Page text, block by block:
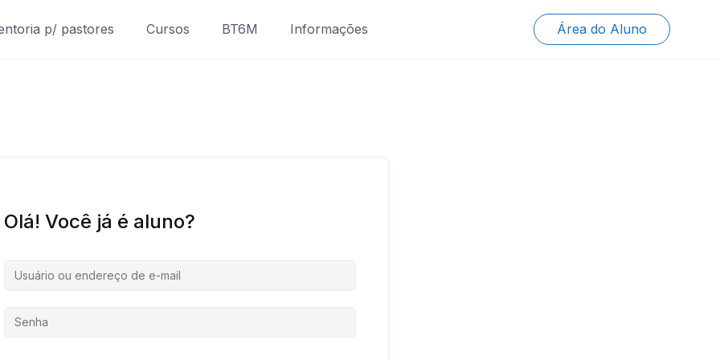
p/ pastores Cursos BT6M Informações Área do Aluno
Olá! Você já é aluno?